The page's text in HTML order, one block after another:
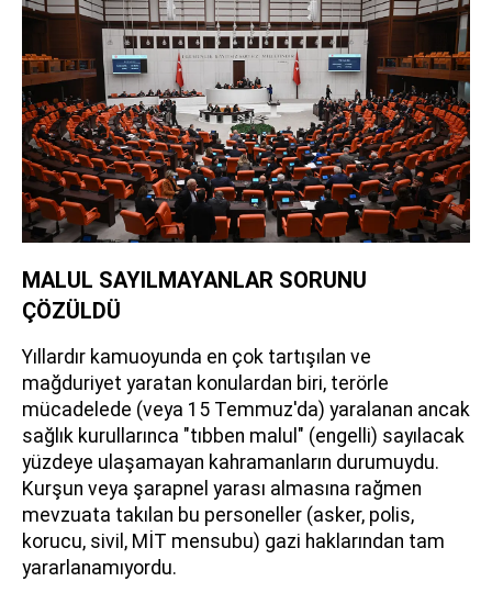
MALUL SAYILMAYANLAR SORUNU
ÇÖZÜLDÜ
Yıllardır kamuoyunda en çok tartışılan ve
mağduriyet yaratan konulardan biri, terörle
mücadelede (veya 15 Temmuz'da) yaralanan ancak
sağlık kurullarınca "tıbben malul" (engelli) sayılacak
yüzdeye ulaşamayan kahramanların durumuydu.
Kurşun veya şarapnel yarası almasına rağmen
mevzuata takılan bu personeller (asker, polis,
korucu, sivil, MİT mensubu) gazi haklarından tam
yararlanamıyordu.